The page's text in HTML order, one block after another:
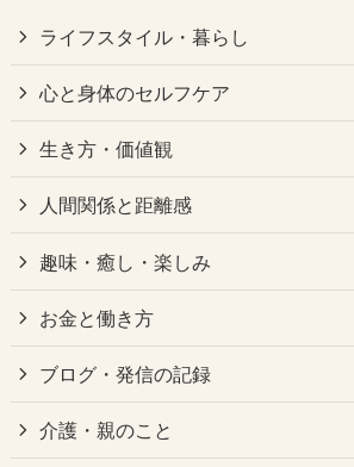
ライフスタイル・暮らし
心と身体のセルフケア
生き方・価値観
人間関係と距離感
趣味・癒し・楽しみ
お金と働き方
ブログ・発信の記録
介護・親のこと